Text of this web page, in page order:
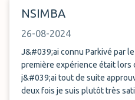
NSIMBA
26-08-2024
J&#039;ai connu Parkivé par le
première expérience était lors
j&#039;ai tout de suite approuvé
deux fois je suis plutôt très